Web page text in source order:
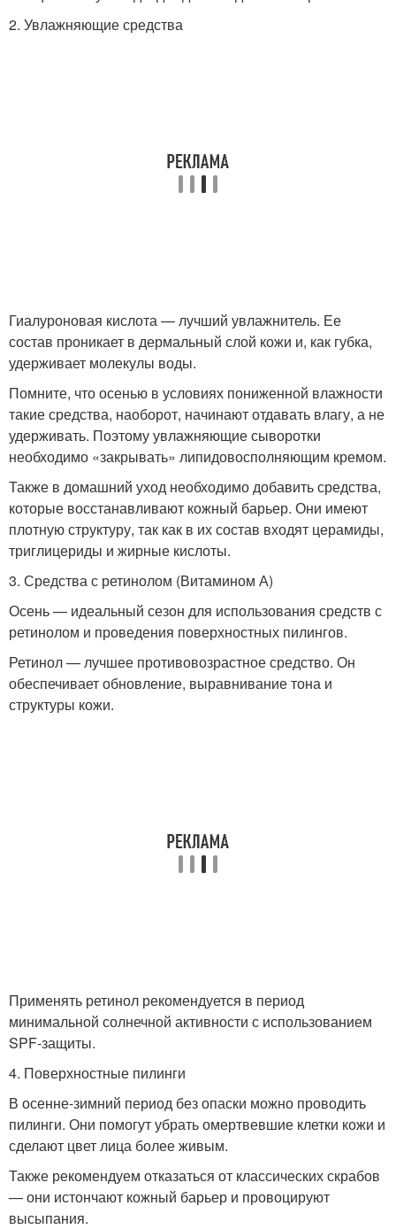
2. Увлажняющие средства
Гиалуроновая кислота — лучший увлажнитель. Ее
состав проникает в дермальный слой кожи и, как губка,
удерживает молекулы воды.
Помните, что осенью в условиях пониженной влажности
такие средства, наоборот, начинают отдавать влагу, а не
удерживать. Поэтому увлажняющие сыворотки
необходимо «закрывать» липидовосполняющим кремом.
Также в домашний уход необходимо добавить средства,
которые восстанавливают кожный барьер. Они имеют
плотную структуру, так как в их состав входят церамиды,
триглицериды и жирные кислоты.
3. Средства с ретинолом (Витамином А)
Осень — идеальный сезон для использования средств с
ретинолом и проведения поверхностных пилингов.
Ретинол — лучшее противовозрастное средство. Он
обеспечивает обновление, выравнивание тона и
структуры кожи.
Применять ретинол рекомендуется в период
минимальной солнечной активности с использованием
SPF-защиты.
4. Поверхностные пилинги
В осенне-зимний период без опаски можно проводить
пилинги. Они помогут убрать омертвевшие клетки кожи и
сделают цвет лица более живым.
Также рекомендуем отказаться от классических скрабов
— они истончают кожный барьер и провоцируют
высыпания.